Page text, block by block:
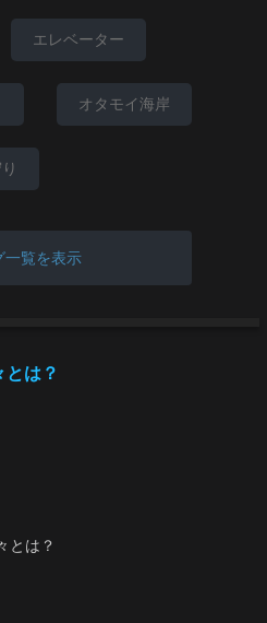
エレベーター
オタモイ海岸
一覧を表示
は？
とは？